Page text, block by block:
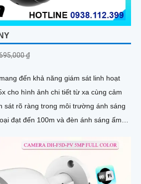
₫
đến khả năng giám sát linh hoạt
cho hình ảnh chi tiết từ xa cùng cảm
sát rõ ràng trong môi trường ánh sáng
đạt đến 100m và đèn ánh sáng ấm
khung hình 30fps@1080p ổn định